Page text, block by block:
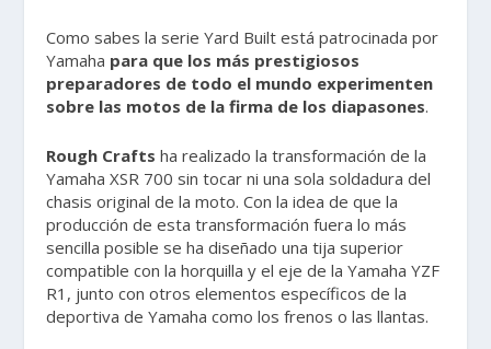
Como sabes la serie Yard Built está patrocinada por
Yamaha para que los más prestigiosos
preparadores de todo el mundo experimenten
sobre las motos de la firma de los diapasones.
Rough Crafts ha realizado la transformación de la
Yamaha XSR 700 sin tocar ni una sola soldadura del
chasis original de la moto. Con la idea de que la
producción de esta transformación fuera lo más
sencilla posible se ha diseñado una tija superior
compatible con la horquilla y el eje de la Yamaha YZF
R1, junto con otros elementos específicos de la
deportiva de Yamaha como los frenos o las llantas.